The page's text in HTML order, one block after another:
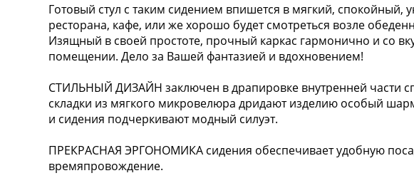
Готовый стул с таким сидением впишется в мягкий, спокойный,
ресторана, кафе, или же хорошо будет смотреться возле
Изящный в своей простоте, прочный каркас гармонично и со
помещении. Дело за Вашей фантазией и вдохновением!
СТИЛЬНЫЙ ДИЗАЙН заключен в драпировке внутренней части
складки из мягкого микровелюра дридают изделию особый
и сидения подчеркивают модный силуэт.
ПРЕКРАСНАЯ ЭРГОНОМИКА сидения обеспечивает удобную
времяпровождение.